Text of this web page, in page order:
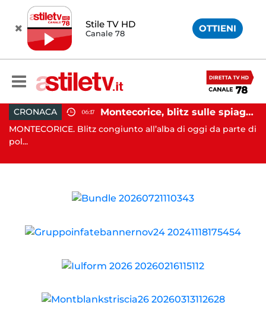
Stile TV HD
Canale 78 OTTIENI
CRONACA 06:17 Montecorice, blitz sulle spiagge libere: sequestrati oltre 300 ombrelloni e lettini lasciati sull’arenile
MONTECORICE. Blitz congiunto all’alba di oggi da parte di
pol...